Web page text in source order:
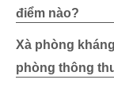
điểm nào?
Xà phòng
phòng thông